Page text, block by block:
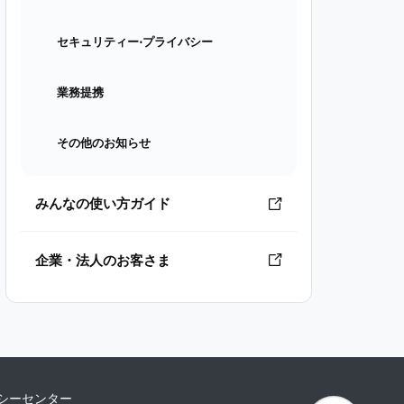
セキュリティー⋅プライバシー
業務提携
その他のお知らせ
みんなの使い方ガイド
企業・法人のお客さま
ーセンター